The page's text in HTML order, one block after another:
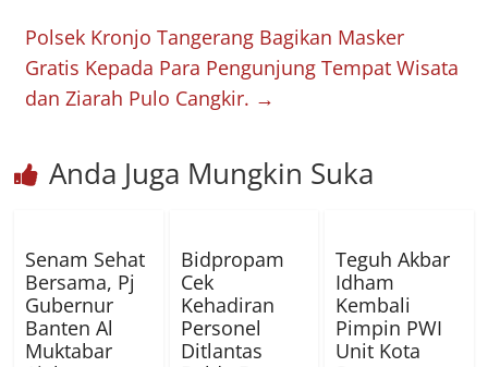
Polsek Kronjo Tangerang Bagikan Masker
Gratis Kepada Para Pengunjung Tempat Wisata
dan Ziarah Pulo Cangkir. →
Anda Juga Mungkin Suka
Senam Sehat
Bersama, Pj
Gubernur
Banten Al
Muktabar
Bidpropam
Cek
Kehadiran
Personel
Ditlantas
Teguh Akbar
Idham
Kembali
Pimpin PWI
Unit Kota